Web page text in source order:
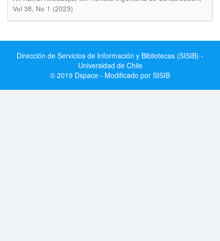
Vol 38, No 1 (2023)
Dirección de Servicios de Información y Bibliotecas (SISIB) -
Universidad de Chile
© 2019 Dspace - Modificado por SISIB